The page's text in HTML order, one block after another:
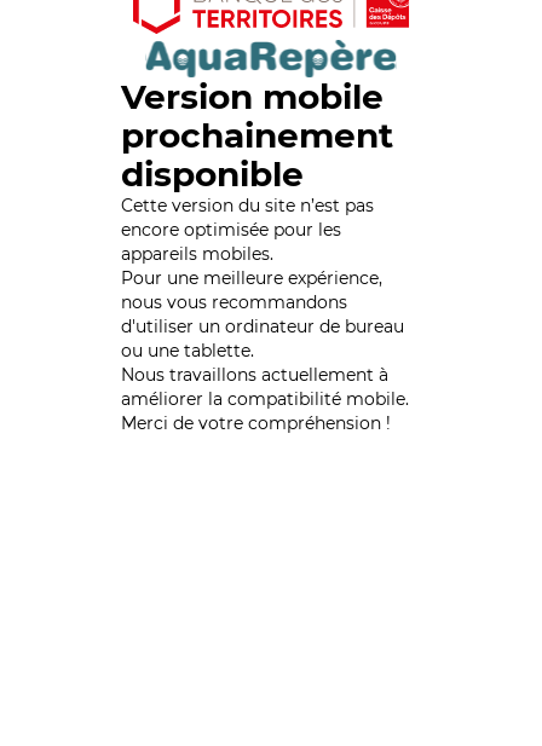
Version mobile
prochainement
disponible
Cette version du site n’est pas
encore optimisée pour les
appareils mobiles.
Pour une meilleure expérience,
nous vous recommandons
d'utiliser un ordinateur de bureau
ou une tablette.
Nous travaillons actuellement à
améliorer la compatibilité mobile.
Merci de votre compréhension !